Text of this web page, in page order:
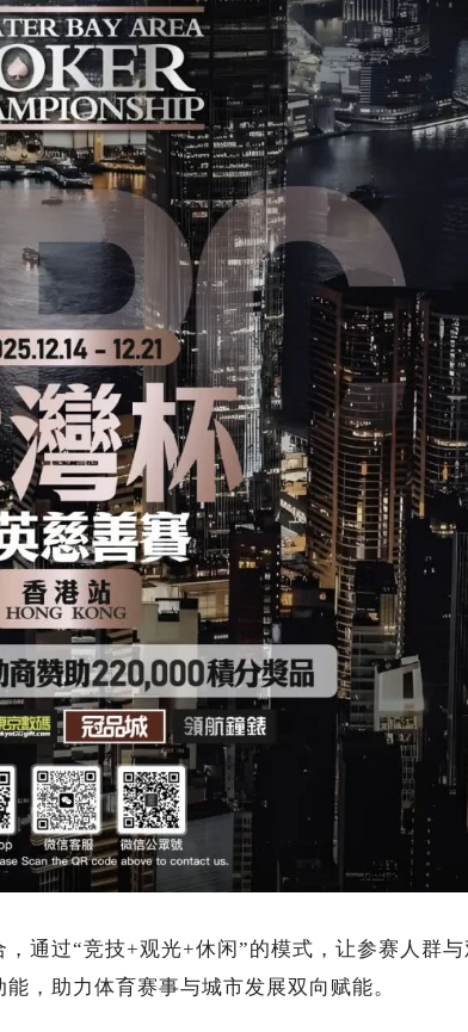
通过“竞技+观光+休闲”的模式，让参赛人群
，助力体育赛事与城市发展双向赋能。